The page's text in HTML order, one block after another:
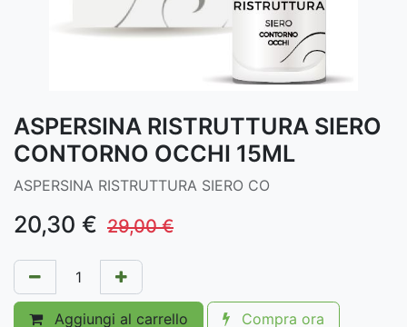
ASPERSINA RISTRUTTURA SIERO
CONTORNO OCCHI 15ML
ASPERSINA RISTRUTTURA SIERO CO
20,30 € 29,00€
Aggiungi al carrello Compra ora